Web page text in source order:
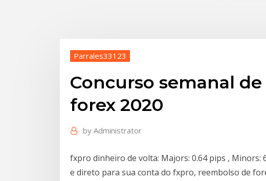
Parrales33123
Concurso semanal
forex 2020
by Administrator
fxpro dinheiro de volta: Majors: 0.64 pips , Minors:
e direto para sua conta do fxpro, reembolso de